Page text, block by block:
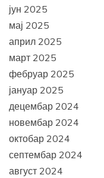
јун 2025
мај 2025
април 2025
март 2025
фебруар 2025
јануар 2025
децембар 2024
новембар 2024
октобар 2024
септембар 2024
август 2024